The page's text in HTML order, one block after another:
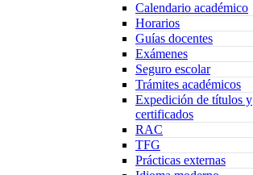
Calendario académico
Horarios
Guías docentes
Exámenes
Seguro escolar
Trámites académicos
Expedición de títulos y
certificados
RAC
TFG
Prácticas externas